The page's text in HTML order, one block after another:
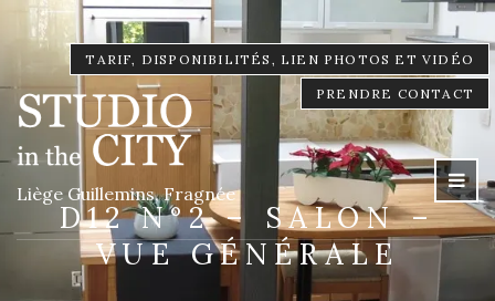
TARIF, DISPONIBILITÉS, LIEN PHOTOS ET VIDÉO
PRENDRE CONTACT
Liège Guillemins, Fragnée
D12 N°2 – SALON –
VUE GÉNÉRALE